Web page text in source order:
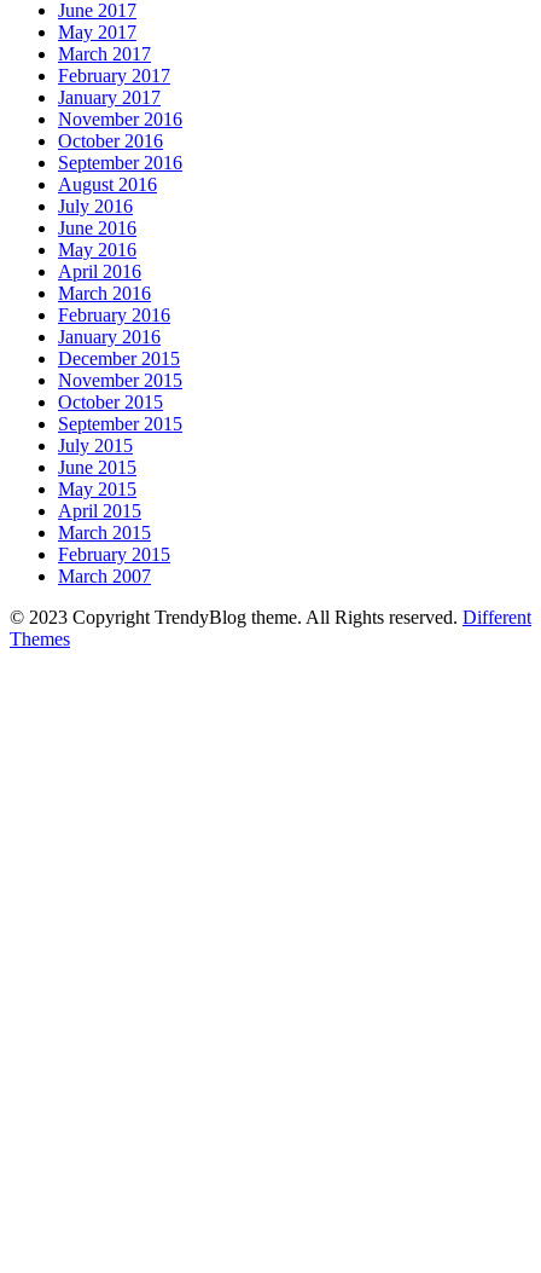
June 2017
May 2017
March 2017
February 2017
January 2017
November 2016
October 2016
September 2016
August 2016
July 2016
June 2016
May 2016
April 2016
March 2016
February 2016
January 2016
December 2015
November 2015
October 2015
September 2015
July 2015
June 2015
May 2015
April 2015
March 2015
February 2015
March 2007
© 2023 Copyright TrendyBlog theme. All Rights reserved. Different
Themes